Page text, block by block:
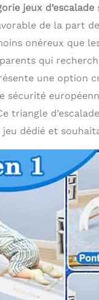
jeux d’escalade
de la part
onéreux que
parents qui
une option
sécurité
triangle
jeu dédié et